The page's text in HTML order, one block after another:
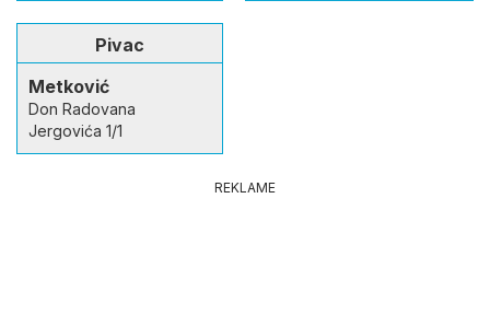
Pivac
Metković
Don Radovana
Jergovića 1/1
REKLAME